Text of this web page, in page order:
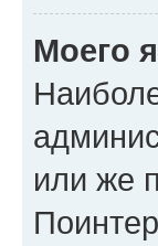
Моего
или же